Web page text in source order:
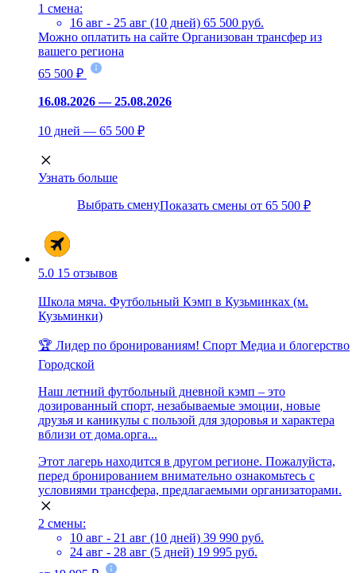
1 смена:
16 авг - 25 авг (10 дней) 65 500 руб.
Можно оплатить на сайте Организован трансфер из
вашего региона
65 500 ₽
16.08.2026 — 25.08.2026
10 дней — 65 500 ₽
Узнать больше
Выбрать сменуПоказать смены от 65 500 ₽
5.0 15 отзывов
Школа мяча. Футбольный Кэмп в Кузьминках (м.
Кузьминки)
🏆 Лидер по бронированиям! Спорт Медиа и блогерство
Городской
Наш летний футбольный дневной кэмп – это
дозированный спорт, незабываемые эмоции, новые
друзья и каникулы с пользой для здоровья и характера
вблизи от дома.орга...
Этот лагерь находится в другом регионе. Пожалуйста,
перед бронированием внимательно ознакомьтесь с
условиями трансфера, предлагаемыми организаторами.
2 смены:
10 авг - 21 авг (10 дней) 39 990 руб.
24 авг - 28 авг (5 дней) 19 995 руб.